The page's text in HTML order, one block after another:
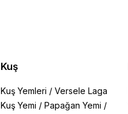
Kuş
Kuş Yemleri / Versele Laga
Kuş Yemi / Papağan Yemi /